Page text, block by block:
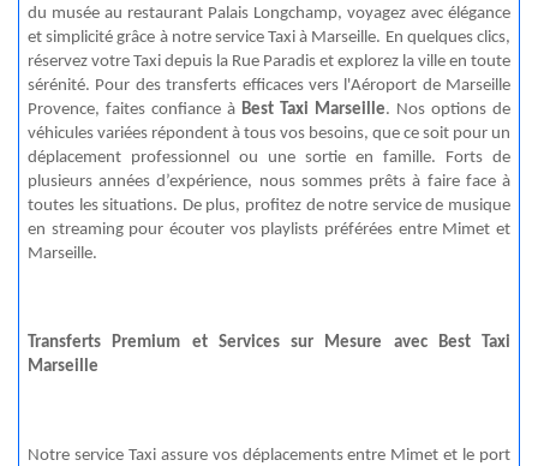
du musée au restaurant Palais Longchamp, voyagez avec élégance
et simplicité grâce à notre service Taxi à Marseille. En quelques clics,
réservez votre Taxi depuis la Rue Paradis et explorez la ville en toute
sérénité. Pour des transferts efficaces vers l'Aéroport de Marseille
Provence, faites confiance à Best Taxi Marseille. Nos options de
véhicules variées répondent à tous vos besoins, que ce soit pour un
déplacement professionnel ou une sortie en famille. Forts de
plusieurs années d’expérience, nous sommes prêts à faire face à
toutes les situations. De plus, profitez de notre service de musique
en streaming pour écouter vos playlists préférées entre Mimet et
Marseille.
Transferts Premium et Services sur Mesure avec Best Taxi
Marseille
Notre service Taxi assure vos déplacements entre Mimet et le port